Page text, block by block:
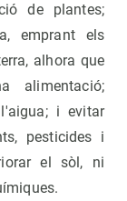
de plantes;
emprant els
alhora que
alimentació;
i evitar
pesticides i
el sòl, ni